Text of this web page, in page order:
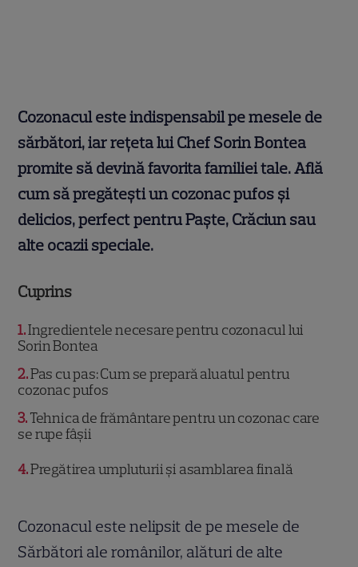
Cozonacul este indispensabil pe mesele de
sărbători, iar rețeta lui Chef Sorin Bontea
promite să devină favorita familiei tale. Află
cum să pregătești un cozonac pufos și
delicios, perfect pentru Paște, Crăciun sau
alte ocazii speciale.
Cuprins
1 Ingredientele necesare pentru cozonacul lui
Sorin Bontea
2 Pas cu pas: Cum se prepară aluatul pentru
cozonac pufos
3 Tehnica de frământare pentru un cozonac care
se rupe fâșii
4 Pregătirea umpluturii și asamblarea finală
Cozonacul este nelipsit de pe mesele de
Sărbători ale românilor, alături de alte